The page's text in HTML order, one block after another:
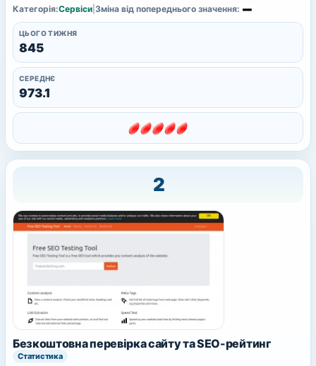
Категорія:Сервіси Зміна від попереднього значення:
ЦЬОГО ТИЖНЯ
845
СЕРЕДНЄ
973.1
2
Безкоштовна перевірка сайту та SEO-рейтинг
Статистика